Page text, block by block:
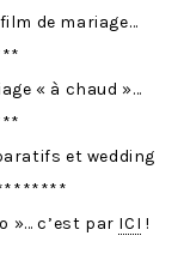
de mariage…
« à chaud »…
et wedding
»… c’est par ICI !